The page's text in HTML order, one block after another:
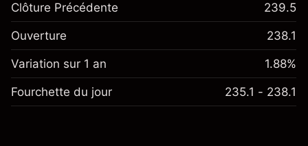
Clôture Précédente 239.5
Ouverture 238.1
Variation sur 1 an 1.88%
Fourchette du jour 235.1 - 238.1